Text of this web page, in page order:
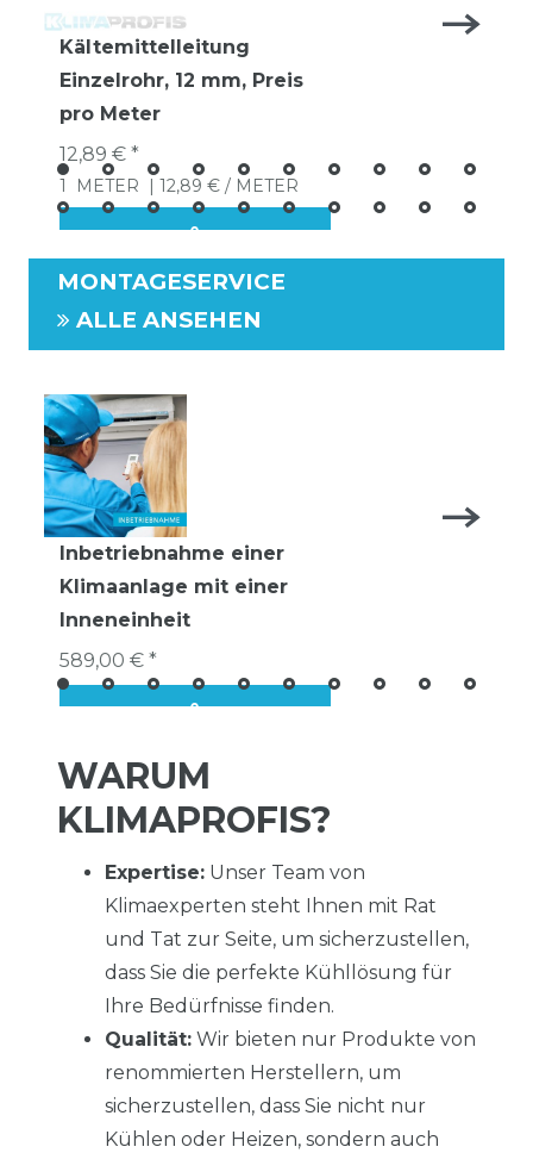
Kältemittelleitung
Einzelrohr, 12 mm, Preis
pro Meter
12,89 € *
1 METER | 12,89 € / METER
MONTAGESERVICE
ALLE ANSEHEN
Inbetriebnahme einer
Klimaanlage mit einer
Inneneinheit
589,00 € *
WARUM
KLIMAPROFIS?
Expertise: Unser Team von
Klimaexperten steht Ihnen mit Rat
und Tat zur Seite, um sicherzustellen,
dass Sie die perfekte Kühllösung für
Ihre Bedürfnisse finden.
Qualität: Wir bieten nur Produkte von
renommierten Herstellern, um
sicherzustellen, dass Sie nicht nur
Kühlen oder Heizen, sondern auch